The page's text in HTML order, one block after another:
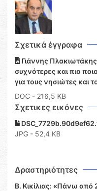
Σχετικά έγγραφα
Γιάννης
συχνότερες και πιο
για τους νησιώτες και
DOC - 216,5 KB
Σχετικες εικόνες
JPG - 52,4 KB
Δραστηριότητες
Β. Κικίλιας: «Πάνω από